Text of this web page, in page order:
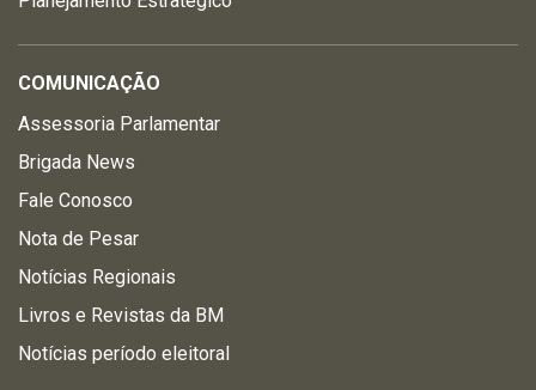
COMUNICAÇÃO
Assessoria Parlamentar
Brigada News
Fale Conosco
Nota de Pesar
Notícias Regionais
Livros e Revistas da BM
Notícias período eleitoral